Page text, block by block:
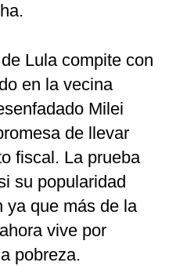
Lula compite con
en la vecina
Milei
de llevar
fiscal. La prueba
su popularidad
ya que más de la
vive por
pobreza.